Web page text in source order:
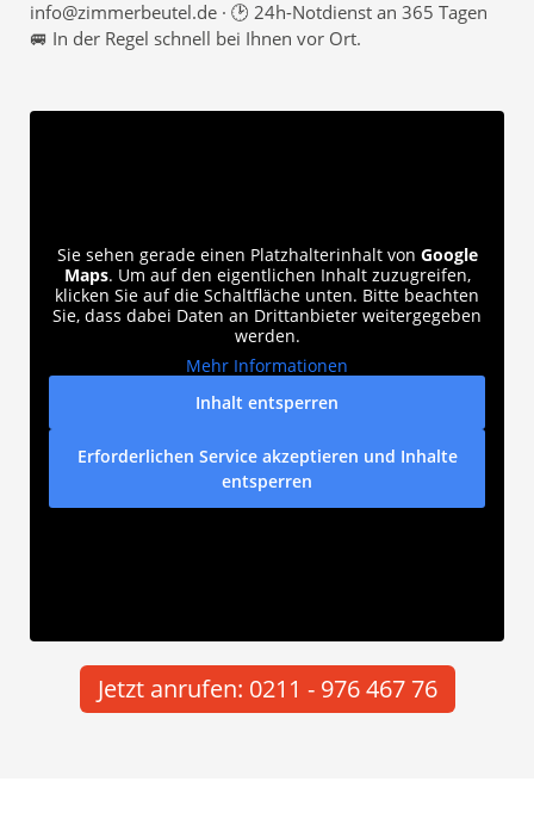
info@zimmerbeutel.de · 🕑 24h-Notdienst an 365 Tagen
🚐 In der Regel schnell bei Ihnen vor Ort.
Sie sehen gerade einen Platzhalterinhalt von Google
Maps. Um auf den eigentlichen Inhalt zuzugreifen,
klicken Sie auf die Schaltfläche unten. Bitte beachten
Sie, dass dabei Daten an Drittanbieter weitergegeben
werden.
Mehr Informationen
Inhalt entsperren
Erforderlichen Service akzeptieren und Inhalte
entsperren
Jetzt anrufen: 0211 - 976 467 76